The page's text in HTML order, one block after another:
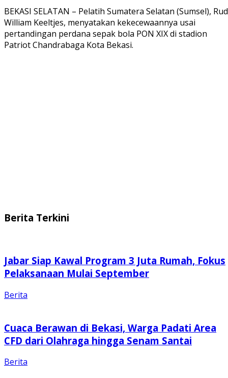
BEKASI SELATAN – Pelatih Sumatera Selatan (Sumsel),
William Keeltjes, menyatakan kekecewaannya usai
pertandingan perdana sepak bola PON XIX di stadion
Patriot Chandrabaga Kota Bekasi.
Berita Terkini
Jabar Siap Kawal Program 3 Juta Rumah, Fokus
Pelaksanaan Mulai September
Berita
Cuaca Berawan di Bekasi, Warga Padati Area
CFD dari Olahraga hingga Senam Santai
Berita